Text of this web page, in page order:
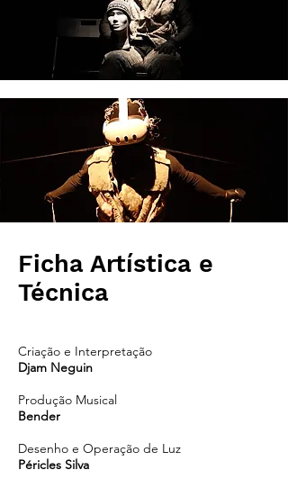
Ficha Artística e
Técnica
Criação e Interpretação
Djam Neguin
Produção Musical
Bender
Desenho e Operação de Luz
Péricles Silva